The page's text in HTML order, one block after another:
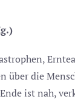
über die
ist nah,